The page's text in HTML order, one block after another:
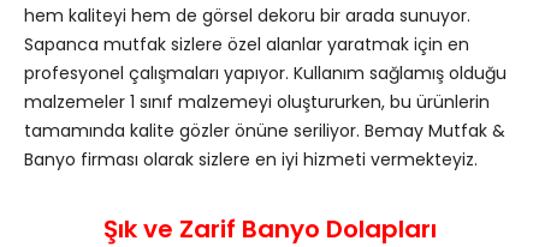
hem kaliteyi hem de görsel dekoru bir arada sunuyor.
Sapanca mutfak sizlere özel alanlar yaratmak için en
profesyonel çalışmaları yapıyor. Kullanım sağlamış olduğu
malzemeler 1 sınıf malzemeyi oluştururken, bu ürünlerin
tamamında kalite gözler önüne seriliyor. Bemay Mutfak &
Banyo firması olarak sizlere en iyi hizmeti vermekteyiz.
Şık ve Zarif Banyo Dolapları